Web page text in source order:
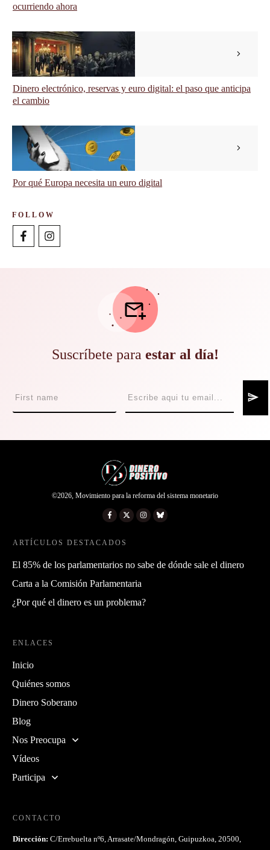
ocurriendo ahora
Dinero electrónico, reservas y euro digital: el paso que anticipa
el cambio
Por qué Europa necesita un euro digital
FOLLOW
Suscríbete para estar al día!
©2026 Movimiento para la reforma del sistema monetario
ARTÍCULOS DESTACADOS
El 85% de los parlamentarios no sabe de dónde sale el dinero
Carta a la Comisión Parlamentaria
¿Por qué el dinero es un problema?
ENLACES
Inicio
Quiénes somos
Dinero Soberano
Blog
Nos Preocupa
Vídeos
Participa
CONTACTO
Dirección: C/Errebuelta nº6, Arrasate/Mondragón, Guipuzkoa, 20500,